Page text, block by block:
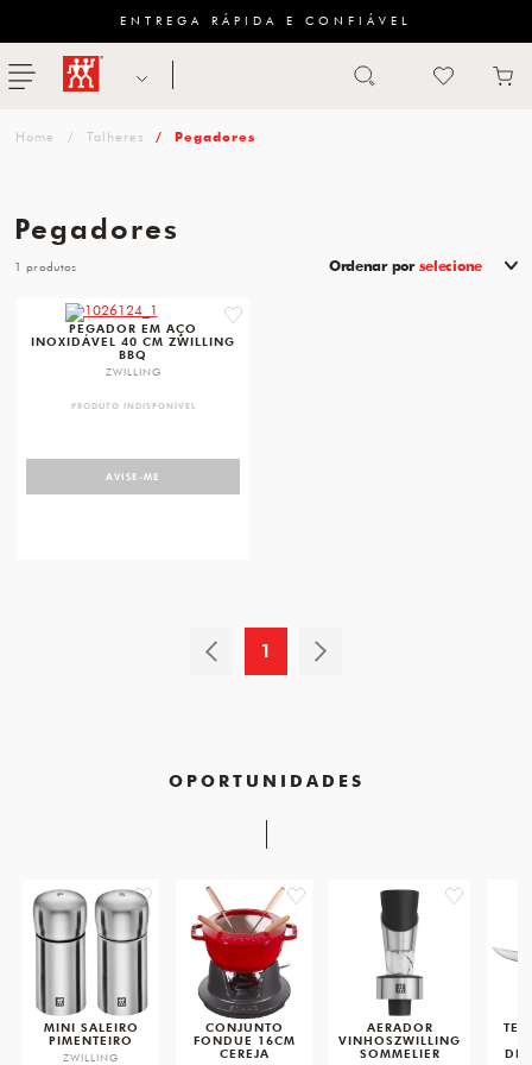
ENTREGA RÁPIDA E CONFIÁVEL
menu ZWILLING
Talheres Pegadores
Pegadores
Ordenar por selecione
1
favorite
PEGADOR EM AÇO
INOXIDÁVEL 40 CM ZWILLING
BBQ
ZWILLING
PRODUTO INDISPONÍVEL
AVISE-ME
1
OPORTUNIDADES
favorite
MINI SALEIRO
PIMENTEIRO
ZWILLING
favorite
CONJUNTO
FONDUE 16CM
CEREJA
favorite
AERADOR
VINHOSZWILLING
SOMMELIER